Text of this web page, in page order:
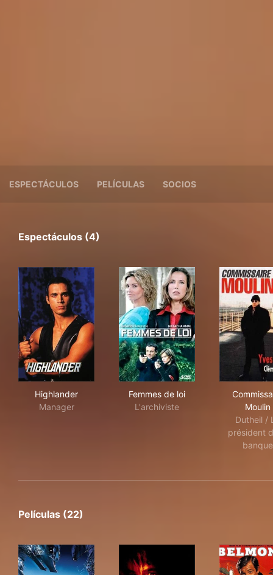
ESPECTÁCULOS PELÍCULAS SOCIOS
Espectáculos (4)
Highlander
Manager
Femmes de loi
L'archiviste
Moulin
Dutheil /
président
banque
Películas (22)